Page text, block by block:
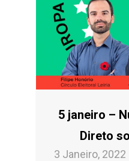
5 janeiro –
Direto
3 Janeiro, 2022